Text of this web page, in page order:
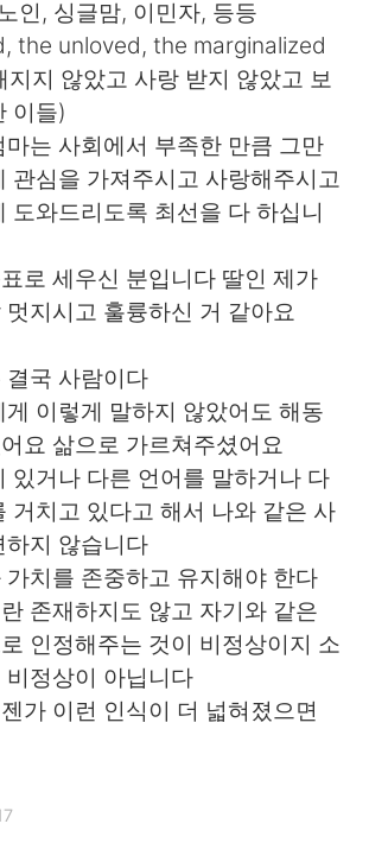
인, 싱글맘, 이민자, 등등
the unloved, the marginalized
지지 않았고 사랑 받지 않았고 보
이들)
마는 사회에서 부족한 만큼 그만
관심을 가져주시고 사랑해주시고
도와드리도록 최선을 다 하십니
로 세우신 분입니다 딸인 제가
멋지시고 훌륭하신 거 같아요
결국 사람이다
이렇게 말하지 않았어도 해동
요 삶으로 가르쳐주셨어요
있거나 다른 언어를 말하거나 다
거치고 있다고 해서 나와 같은 사
하지 않습니다
치를 존중하고 유지해야 한다
존재하지도 않고 자기와 같은
인정해주는 것이 비정상이지 소
정상이 아닙니다
가 이런 인식이 더 넓혀졌으면